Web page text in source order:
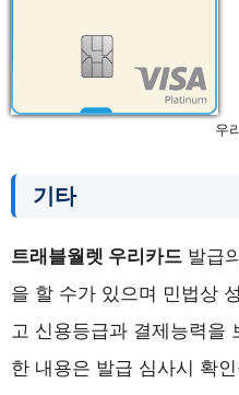
우
기타
트래블월렛 우리카드 발급
을 할 수가 있으며 민법상
고 신용등급과 결제능력을
한 내용은 발급 심사시 확